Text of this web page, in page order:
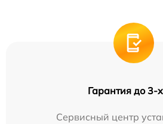
Гарантия до 3-
Сервисный центр